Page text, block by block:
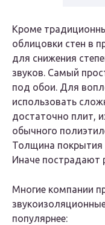
Кроме
облицовки стен в
для снижения
звуков. Самый
под обои. Для
использовать
достаточно плит,
обычного
Толщина
Иначе пострадают
Многие компании
популярнее: